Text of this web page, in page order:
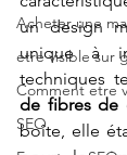
Acheter une
etre visible sur
Comment etre
SEO
un design
unique à
techniques
de fibres de
boîte, elle